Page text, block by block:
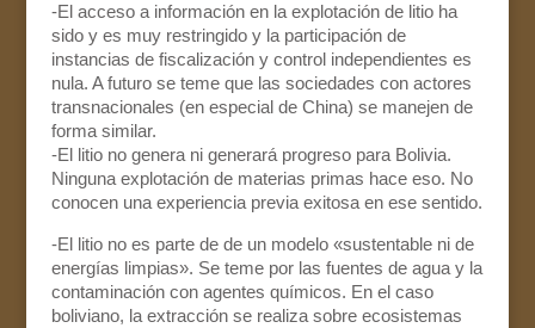
-El acceso a información en la explotación de litio ha
sido y es muy restringido y la participación de
instancias de fiscalización y control independientes es
nula. A futuro se teme que las sociedades con actores
transnacionales (en especial de China) se manejen de
forma similar.
-El litio no genera ni generará progreso para Bolivia.
Ninguna explotación de materias primas hace eso. No
conocen una experiencia previa exitosa en ese sentido.
-El litio no es parte de de un modelo «sustentable ni de
energías limpias». Se teme por las fuentes de agua y la
contaminación con agentes químicos. En el caso
boliviano, la extracción se realiza sobre ecosistemas